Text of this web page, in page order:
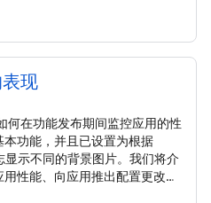
现
何在功能发布期间监控应用的性
功能，并且已设置为根据
示不同的背景图片。我们将介
性能、向应用推出配置更改、